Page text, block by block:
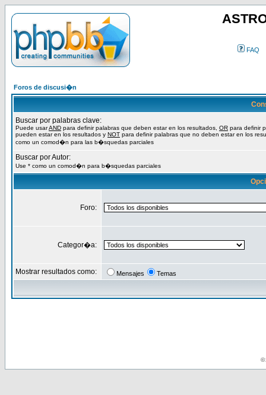
FAQ
Foros de discusi�n
Buscar por palabras clave:
Puede usarAND para definir palabras que deben estar en los resultados, OR para definir
pueden estar en los resultados y NOT para definir palabras que no deben estar en los
como un comod�n para las b�squedas parciales
Buscar por Autor:
Use * como un comod�n para b�squedas parciales
Foro:
Categor�a:
Mostrar resultados como: Mensajes Temas
©